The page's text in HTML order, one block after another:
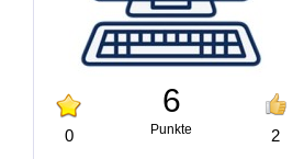
0
6
Punkte 2